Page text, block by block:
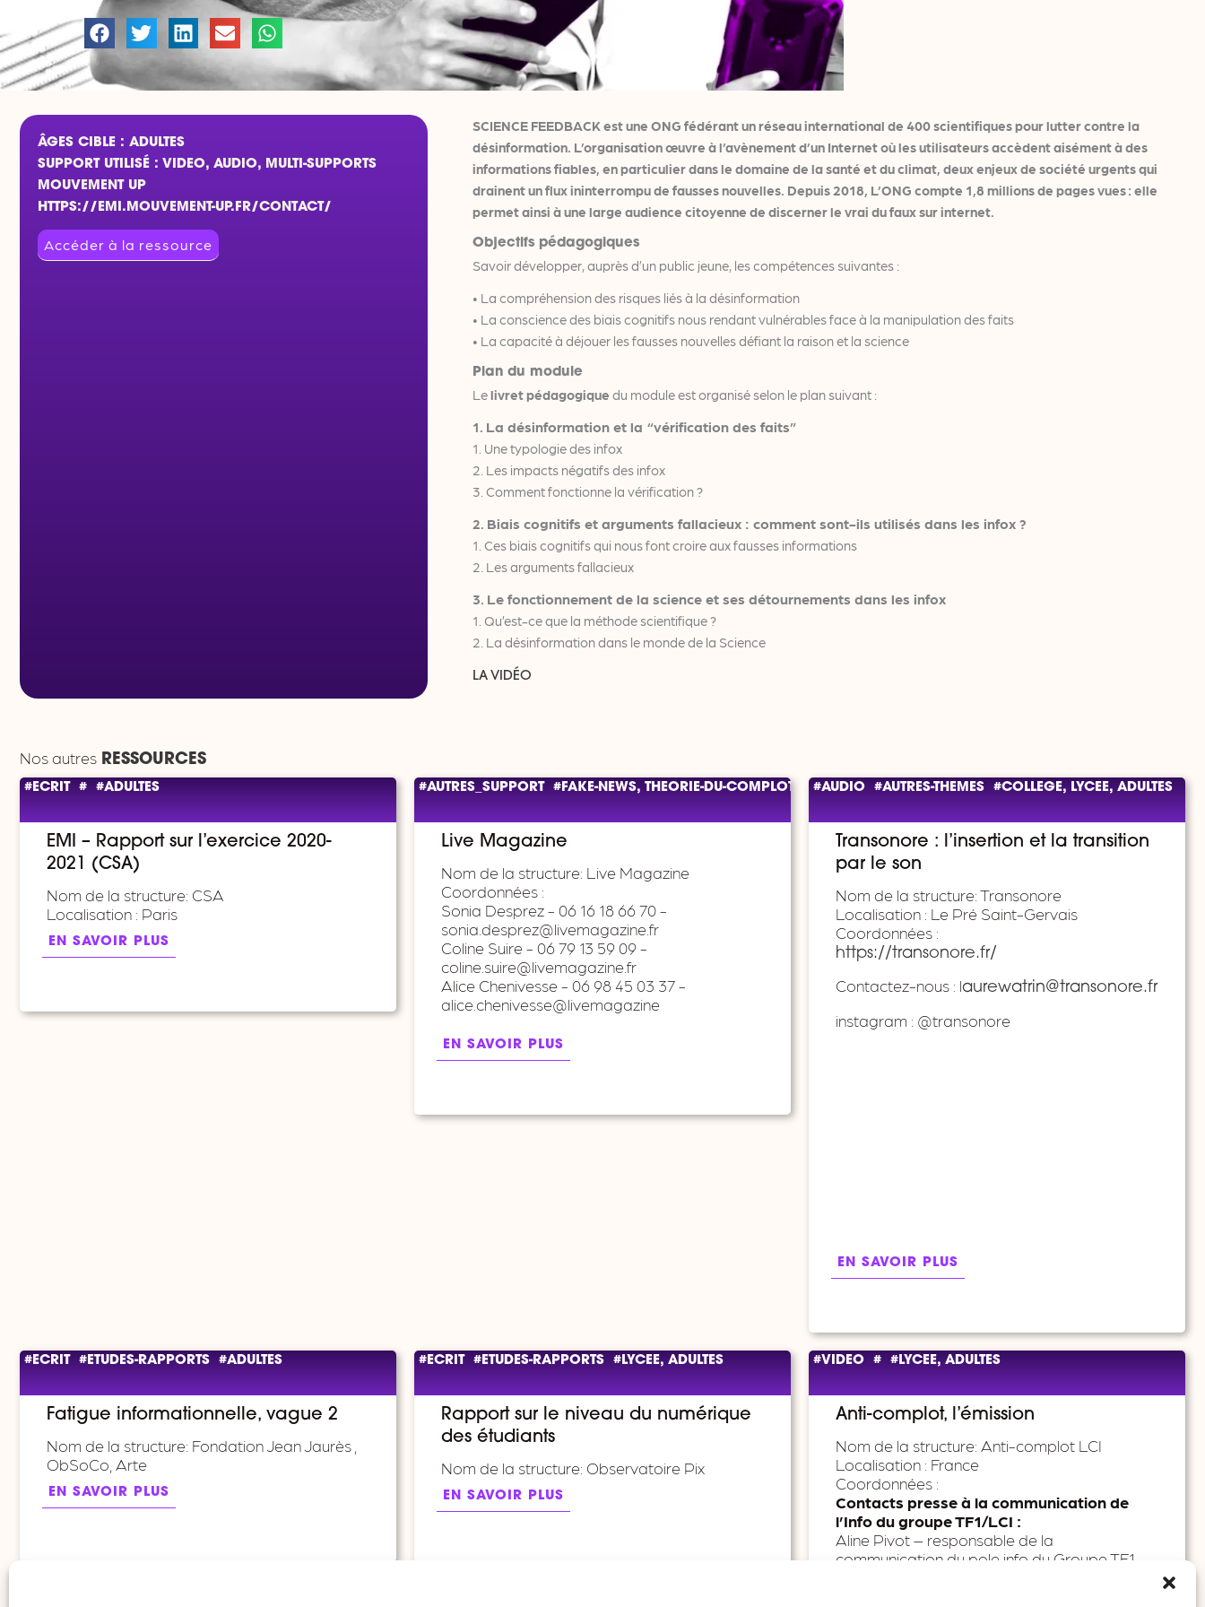
ÂGES CIBLE : ADULTES
SUPPORT UTILISÉ : VIDEO, AUDIO, MULTI-SUPPORTS
MOUVEMENT UP
HTTPS://EMI.MOUVEMENT-UP.FR/CONTACT/
Accéder à la ressource
SCIENCE FEEDBACK est une ONG fédérant un réseau international de 400 scientifiques pour lutter contre la
désinformation. L’organisation œuvre à l’avènement d’un Internet où les utilisateurs accèdent aisément à des
informations fiables, en particulier dans le domaine de la santé et du climat, deux enjeux de société urgents qui
drainent un flux ininterrompu de fausses nouvelles. Depuis 2018, L’ONG compte 1,8 millions de pages vues : elle
permet ainsi à une large audience citoyenne de discerner le vrai du faux sur internet.
Objectifs pédagogiques
Savoir développer, auprès d’un public jeune, les compétences suivantes :
• La compréhension des risques liés à la désinformation
• La conscience des biais cognitifs nous rendant vulnérables face à la manipulation des faits
• La capacité à déjouer les fausses nouvelles défiant la raison et la science
Plan du module
Lelivret pédagogique du module est organisé selon le plan suivant :
1. La désinformation et la “vérification des faits”
1. Une typologie des infox
2. Les impacts négatifs des infox
3. Comment fonctionne la vérification ?
2. Biais cognitifs et arguments fallacieux : comment sont-ils utilisés dans les infox ?
1. Ces biais cognitifs qui nous font croire aux fausses informations
2. Les arguments fallacieux
3. Le fonctionnement de la science et ses détournements dans les infox
1. Qu’est-ce que la méthode scientifique ?
2. La désinformation dans le monde de la Science
LA VIDÉO
Nos autres RESSOURCES
#ECRIT # #ADULTES
EMI – Rapport sur l’exercice 2020-
2021 (CSA)
Nom de la structure: CSA
Localisation : Paris
EN SAVOIR PLUS
#AUTRES_SUPPORT #FAKE-NEWS, THEORIE-DU-COMPLOT, DISCOURS-DE-HAINE, AUTRES-THEMES #COLLEGE, LYCEE
Live Magazine
Nom de la structure: Live Magazine
Coordonnées :
Sonia Desprez - 06 16 18 66 70 -
sonia.desprez@livemagazine.fr
Coline Suire - 06 79 13 59 09 -
coline.suire@livemagazine.fr
Alice Chenivesse - 06 98 45 03 37 -
alice.chenivesse@livemagazine
EN SAVOIR PLUS
#AUDIO #AUTRES-THEMES #COLLEGE, LYCEE, ADULTES
Transonore : l’insertion et la transition
par le son
Nom de la structure: Transonore
Localisation : Le Pré Saint-Gervais
Coordonnées :
https://transonore.fr/
Contactez-nous : laurewatrin@transonore.fr
instagram : @transonore
EN SAVOIR PLUS
#ECRIT #ETUDES-RAPPORTS #ADULTES
Fatigue informationnelle, vague 2
Nom de la structure: Fondation Jean Jaurès ,
ObSoCo, Arte
EN SAVOIR PLUS
#ECRIT #ETUDES-RAPPORTS #LYCEE, ADULTES
Rapport sur le niveau du numérique
des étudiants
Nom de la structure: Observatoire Pix
EN SAVOIR PLUS
#VIDEO # #LYCEE, ADULTES
Anti-complot, l’émission
Nom de la structure: Anti-complot LCI
Localisation : France
Coordonnées :
Contacts presse à la communication de
l’Info du groupe TF1/LCI :
Aline Pivot – responsable de la
communication du pole info du Groupe TF1 –